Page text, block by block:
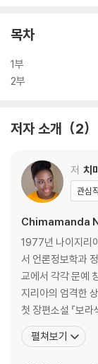
목차
1부
2부
저자 소개 2
저 치
관심
Chimamanda
1977년 나이지리
서 언론정보학과
교에서 각각 문예
지리아의 엄격한
첫 장편소설 『보
턴 라이트 기념상
조명하면서 그곳의
펼쳐보기